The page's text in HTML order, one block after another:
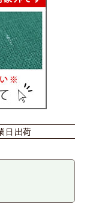
カフェ
ペストリー
日出荷